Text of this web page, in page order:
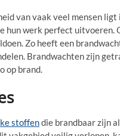
van vaak veel mensen
hun werk perfect
Zo heeft een
Brandwachten zijn
op brand.
stoffendie brandbaar zijn